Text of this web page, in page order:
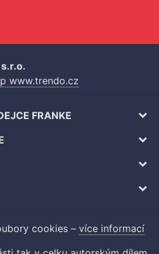
s.r.o.
www.trendo.cz
FRANKE
cookies – více informací